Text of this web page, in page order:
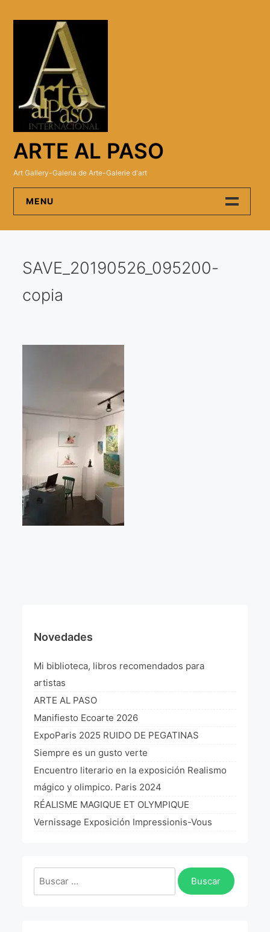
ARTE AL PASO
Art Gallery-Galeria de Arte-Galerie d'art
MENU
Artistas
Galería virtual
Presse
Política de cookies
Expositions
Bruit de gommettes Paris 2025
L’art Latino-américain à Paris 2019
Reflecting Source. NY 2019
«Sincronías con sentido» Bogotá Colombia 2019
«Huellas trashumantes» New York 2018
Commissaire D’exposition
SAVE_20190526_095200-
copia
Novedades
Mi biblioteca, libros recomendados para
artistas
ARTE AL PASO
Manifiesto Ecoarte 2026
ExpoParis 2025 RUIDO DE PEGATINAS
Siempre es un gusto verte
Encuentro literario en la exposición Realismo
mágico y olimpico. Paris 2024
RÉALISME MAGIQUE ET OLYMPIQUE
Vernissage Exposición Impressionis-Vous
Buscar: